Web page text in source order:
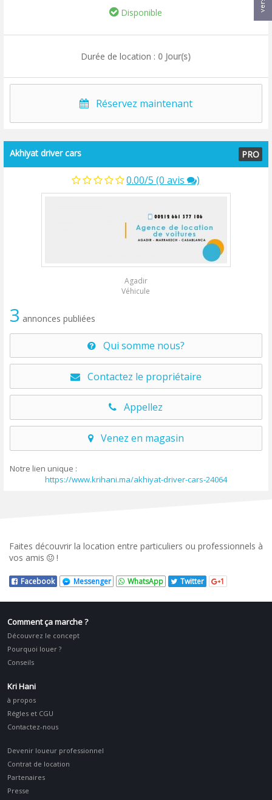
Disponible
Durée de location : 0 Jour(s)
Réservez maintenant
Akhiyat driver cars PRO
0.00/5 (0 avis )
Agadir
Véhicule
3 annonces publiées
Qui somme nous?
Contactez le propriétaire
Appellez
Venez en magasin
Notre lien unique :
https://www.krihani.ma/akhiyat-driver-cars-24064
Faites découvrir la location entre particuliers ou professionnels à
vos amis
!
Facebook Messenger WhatsApp Twitter 1
Comment ça marche ?
Découvrez le concept
Pourquoi louer ?
Conseils
Kri Hani
à propos
Régles et CGU
Contactez-nous
Devenir loueur professionnel
Contrat de location
Partenaires
Presse